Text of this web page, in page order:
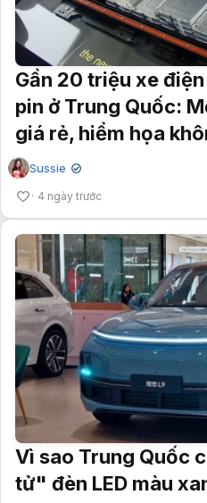
Gần 20 triệu xe
pin ở Trung Quốc:
giá rẻ, hiểm họa
Sussie ✔
4 ngày trước
Vì sao Trung Quốc
tử" đèn LED màu